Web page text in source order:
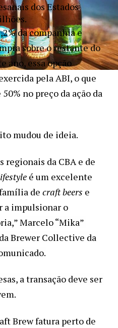
dos Estados
da companhia e
sobre o restante do
ano, essa opção
pela ABI, o que
no preço da ação da
mudou de ideia.
regionais da CBA e de
é um excelente
de craft beers e
a impulsionar o
Marcelo “Mika”
Brewer Collective da
a transação deve ser
Brew fatura perto de